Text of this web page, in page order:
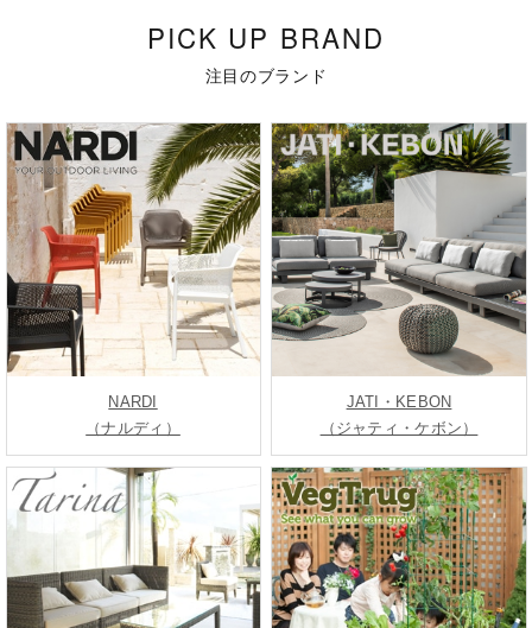
PICK UP BRAND
注目のブランド
NARDI
（ナルディ）
JATI・KEBON
（ジャティ・ケボン）